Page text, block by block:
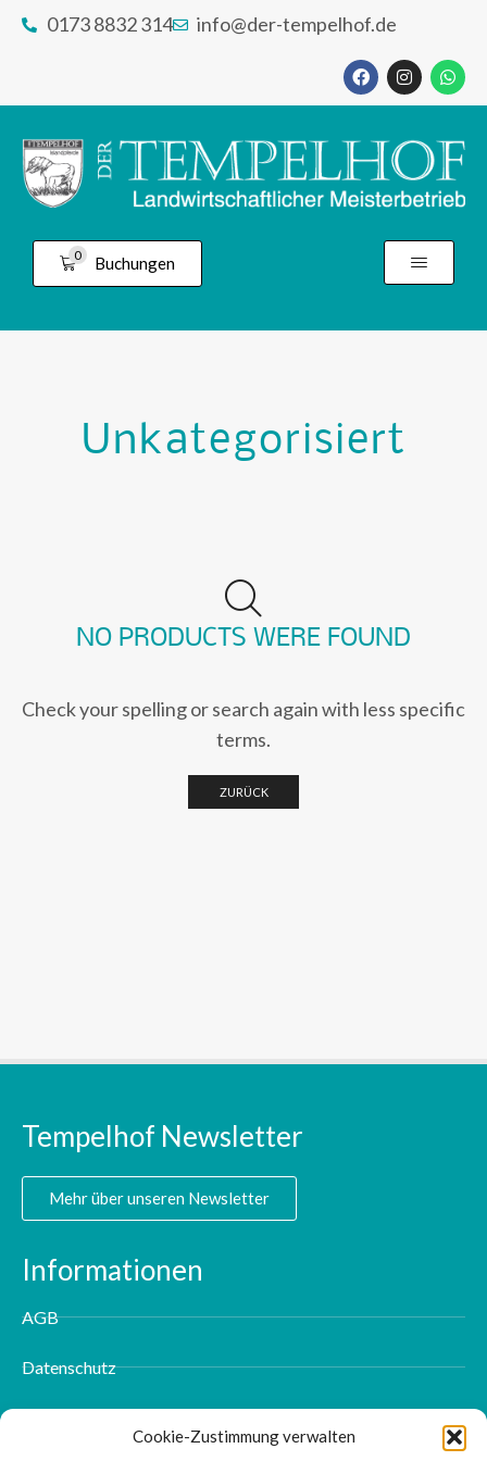
Cookie-Zustimmung verwalten
0173 8832 314 info@der-tempelhof.de
0 Buchungen
Unkategorisiert
NO PRODUCTS WERE FOUND
Check your spelling or search again with less specific
terms.
ZURÜCK
Tempelhof Newsletter
Mehr über unseren Newsletter
Informationen
AGB
Datenschutz